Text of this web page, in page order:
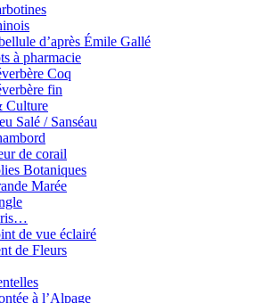
d’après Émile Gallé
à pharmacie
Coq
fin
Culture
Salé / Sanséau
de corail
Botaniques
Marée
de vue éclairé
de Fleurs
à l’Alpage